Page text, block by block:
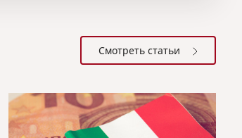
Смотреть статьи